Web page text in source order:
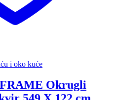
i oko kuće
Okrugli